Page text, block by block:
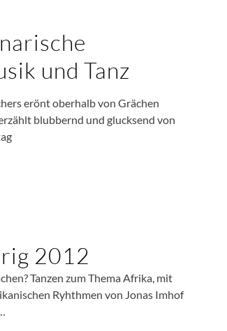
und Tanz
erönt oberhalb von Grächen
blubbernd und glucksend von
2012
Tanzen zum Thema Afrika, mit
Ryhthmen von Jonas Imhof